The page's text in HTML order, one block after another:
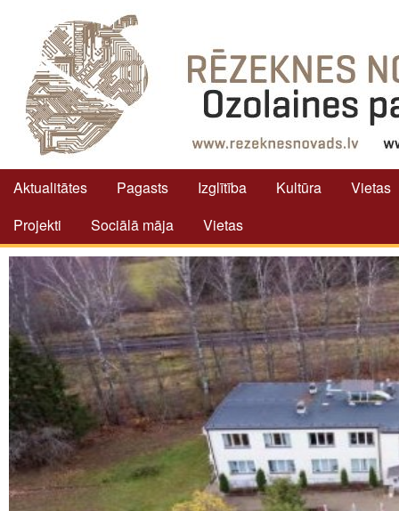
Aktualitātes Pagasts Izglītība Kultūra
Vietas
Projekti
Sociālā māja Vietas